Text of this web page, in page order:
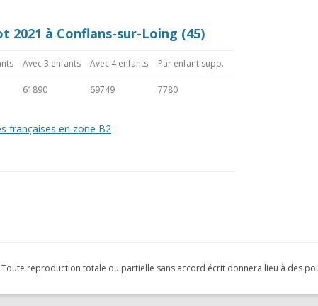
2021 à Conflans-sur-Loing (45)
Avec 3 enfants Avec 4 enfants Par enfant supp.
61890 69749 7780
françaises en zone B2
reproduction totale ou partielle sans accord écrit donnera lieu à des